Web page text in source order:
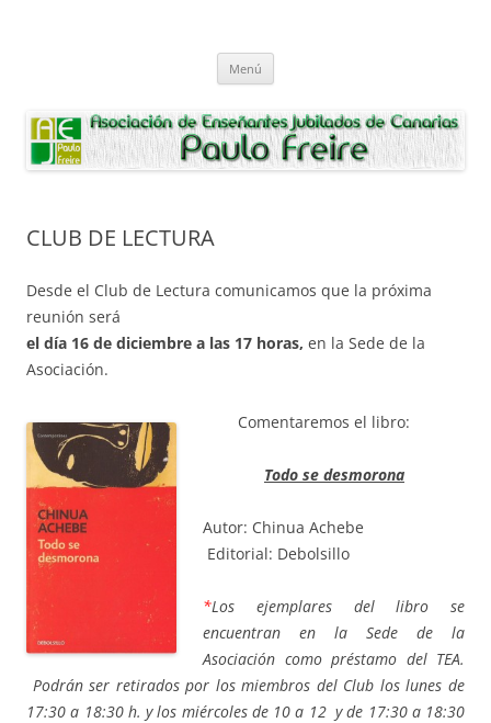
Paulo Freire
Menú
CLUB DE LECTURA
Desde el Club de Lectura comunicamos que la próxima
reunión será
el día 16 de diciembre a las 17 horas, en la Sede de la
Asociación.
Comentaremos el libro:
Todo se desmorona
Autor: Chinua Achebe
Editorial: Debolsillo
*Los ejemplares del libro se
encuentran en la Sede de la
Asociación como préstamo del TEA.
Podrán ser retirados por los miembros del Club los lunes de
17:30 a 18:30 h. y los miércoles de 10 a 12 y de 17:30 a 18:30